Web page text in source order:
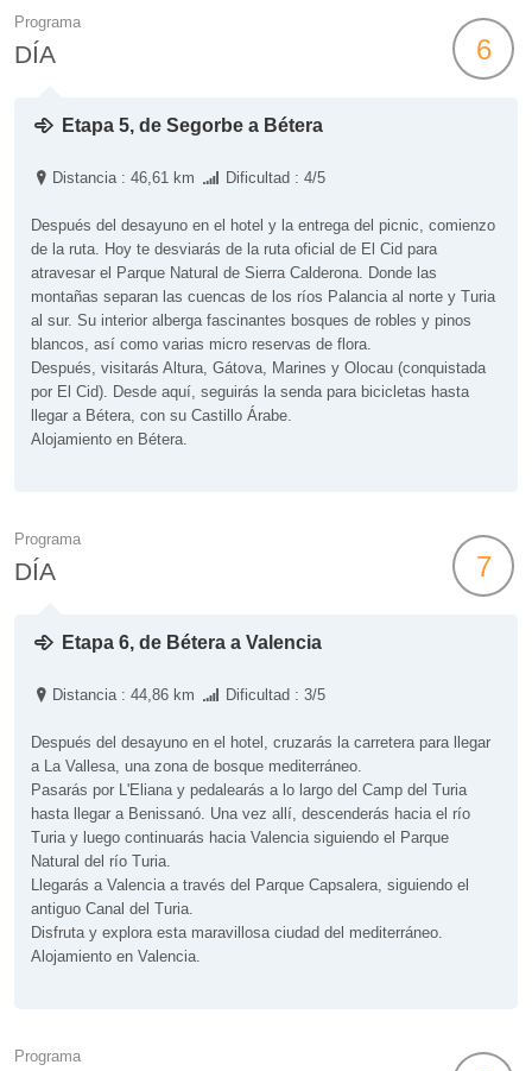
Programa
DÍA 6
Etapa 5, de Segorbe a Bétera
Distancia : 46,61 km Dificultad : 4/5
Después del desayuno en el hotel y la entrega del picnic, comienzo
de la ruta. Hoy te desviarás de la ruta oficial de El Cid para
atravesar el Parque Natural de Sierra Calderona. Donde las
montañas separan las cuencas de los ríos Palancia al norte y Turia
al sur. Su interior alberga fascinantes bosques de robles y pinos
blancos, así como varias micro reservas de flora.
Después, visitarás Altura, Gátova, Marines y Olocau (conquistada
por El Cid). Desde aquí, seguirás la senda para bicicletas hasta
llegar a Bétera, con su Castillo Árabe.
Alojamiento en Bétera.
Programa
DÍA 7
Etapa 6, de Bétera a Valencia
Distancia : 44,86 km Dificultad : 3/5
Después del desayuno en el hotel, cruzarás la carretera para llegar
a La Vallesa, una zona de bosque mediterráneo.
Pasarás por L'Eliana y pedalearás a lo largo del Camp del Turia
hasta llegar a Benissanó. Una vez allí, descenderás hacia el río
Turia y luego continuarás hacia Valencia siguiendo el Parque
Natural del río Turia.
Llegarás a Valencia a través del Parque Capsalera, siguiendo el
antiguo Canal del Turia.
Disfruta y explora esta maravillosa ciudad del mediterráneo.
Alojamiento en Valencia.
Programa